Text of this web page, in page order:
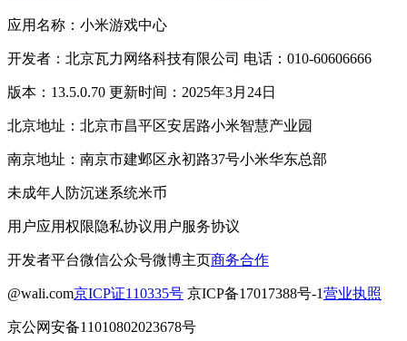
应用名称：小米游戏中心
开发者：北京瓦力网络科技有限公司 电话：010-60606666
版本：13.5.0.70 更新时间：2025年3月24日
北京地址：北京市昌平区安居路小米智慧产业园
南京地址：南京市建邺区永初路37号小米华东总部
未成年人防沉迷系统米币
用户应用权限隐私协议用户服务协议
开发者平台微信公众号微博主页商务合作
@wali.com京ICP证110335号 京ICP备17017388号-1营业执照
京公网安备11010802023678号